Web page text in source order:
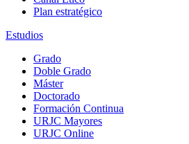
Plan estratégico
Estudios
Grado
Doble Grado
Máster
Doctorado
Formación Continua
URJC Mayores
URJC Online